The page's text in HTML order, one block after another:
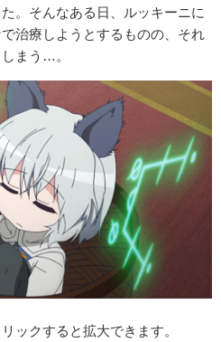
。そんなある日、ルッキーニに
治療しようとするものの、それ
まう…。
ックすると拡大できます。